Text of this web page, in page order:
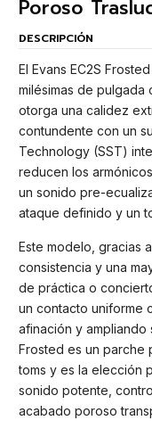
Poroso
DESCRIPCIÓN
El Evans EC2S
milésimas de pulgada
otorga una calidez
contundente con un
Technology (SST)
reducen los
un sonido pre-
ataque definido y un
Este modelo, gracias
consistencia y una
de práctica o
un contacto uniforme
afinación y ampliando
Frosted es un parche
toms y es la elección
sonido potente,
acabado poroso